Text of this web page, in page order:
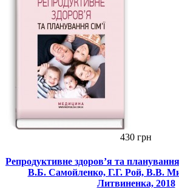
430 грн
Репродуктивне здоров’я та
В.Б. Самойленко, Г.Г. Рой, В.В.
Литвиненка, 2018